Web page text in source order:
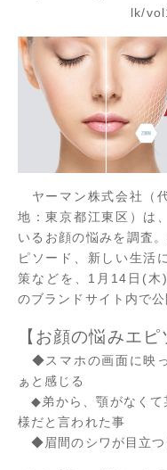
lk/
ヤーマン株式会社（
地：東京都江東区）は
いるお顔の悩みを調査
ピソード、新しい生活
策などを、1月14日(木
のブランドサイト内で公
【お顔の悩みエピ
◆スマホの画面に映
ぁと感じる
◆弟から、顎がなくて
様だと言われた事
◆眉間のシワが目立